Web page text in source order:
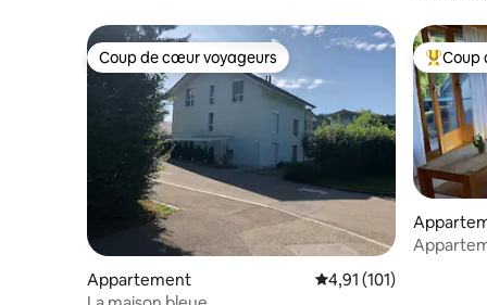
Coup de cœur voyageurs
Coup de cœur voyageurs
Appartement Évaluation moyenne
4,91 (101)
Coups
Coup